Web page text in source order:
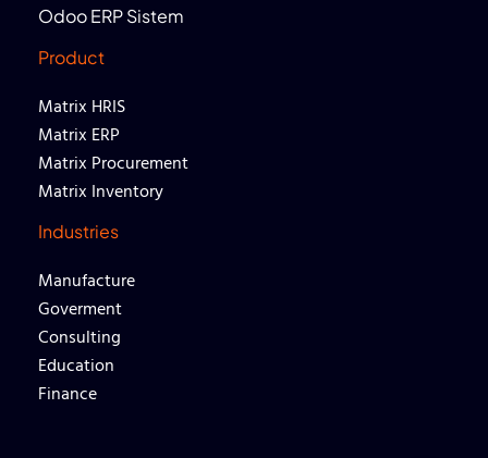
Odoo ERP Sistem
Product
Matrix HRIS
Matrix ERP
Matrix Procurement
Matrix Inventory
Industries
Manufacture
Goverment
Consulting
Education
Finance